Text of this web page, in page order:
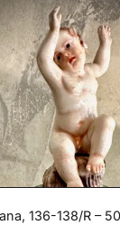
136-138/R –